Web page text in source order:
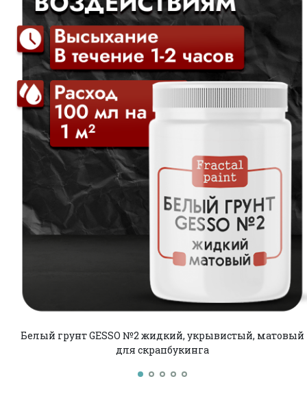
Белый грунт GESSO №2 жидкий, укрывистый, матовый
для скрапбукинга